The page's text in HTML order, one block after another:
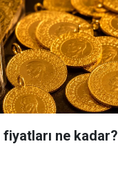
fiyatları ne